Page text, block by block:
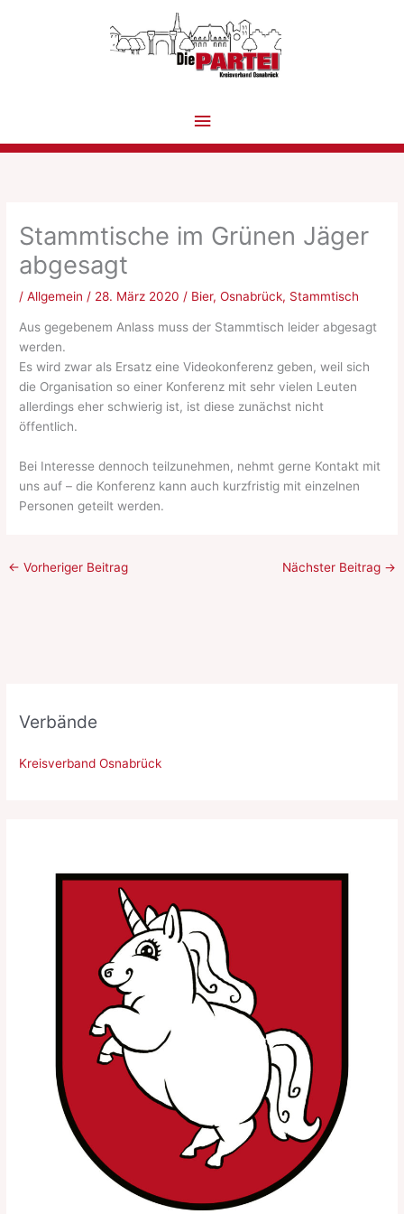
Hauptmenü
Stammtische im Grünen Jäger
abgesagt
/Allgemein / 28. März 2020 / Bier,Osnabrück, Stammtisch
Aus gegebenem Anlass muss der Stammtisch leider abgesagt
werden.
Es wird zwar als Ersatz eine Videokonferenz geben, weil sich
die Organisation so einer Konferenz mit sehr vielen Leuten
allerdings eher schwierig ist, ist diese zunächst nicht
öffentlich.
Bei Interesse dennoch teilzunehmen, nehmt gerne Kontakt mit
uns auf – die Konferenz kann auch kurzfristig mit einzelnen
Personen geteilt werden.
← Vorheriger Beitrag Nächster Beitrag →
Verbände
Kreisverband Osnabrück